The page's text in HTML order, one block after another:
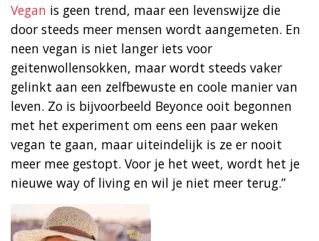
Vegan is geen trend, maar een levenswijze die
door steeds meer mensen wordt aangemeten. En
neen vegan is niet langer iets voor
geitenwollensokken, maar wordt steeds vaker
gelinkt aan een zelfbewuste en coole manier van
leven. Zo is bijvoorbeeld Beyonce ooit begonnen
met het experiment om eens een paar weken
vegan te gaan, maar uiteindelijk is ze er nooit
meer mee gestopt. Voor je het weet, wordt het je
nieuwe way of living en wil je niet meer terug.”